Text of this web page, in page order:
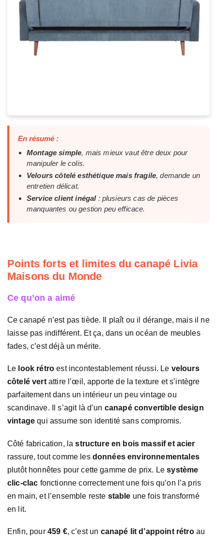
En résumé :
Montage simple, mais mieux vaut être deux pour
manipuler le colis.
Velours côtelé esthétique mais fragile, demande un
entretien délicat.
Service client inégal: plusieurs cas de pièces
manquantes ou gestion peu efficace.
Points forts et limites du canapé Livia
Maisons du Monde
Ce qu’on a aimé
Ce canapé n’est pas tiède. Il plaît ou il dérange, mais il ne
laisse pas indifférent. Et ça, dans un océan de meubles
fades, c’est déjà un mérite.
Le look rétro est incontestablement réussi. Le velours
côtelé vertattire l’œil, apporte de la texture et s’intègre
parfaitement dans un intérieur un peu vintage ou
scandinave. Il s’agit là d’un canapé convertible design
vintage qui assume son identité sans compromis.
Côté fabrication, lastructure en bois massif et acier
rassure, tout comme les données environnementales
plutôt honnêtes pour cette gamme de prix. Lesystème
clic-clac fonctionne correctement une fois qu’on l’a pris
en main, et l’ensemble reste stable une fois transformé
en lit.
Enfin, pour 459 €, c’est un canapé lit d’appoint rétroau